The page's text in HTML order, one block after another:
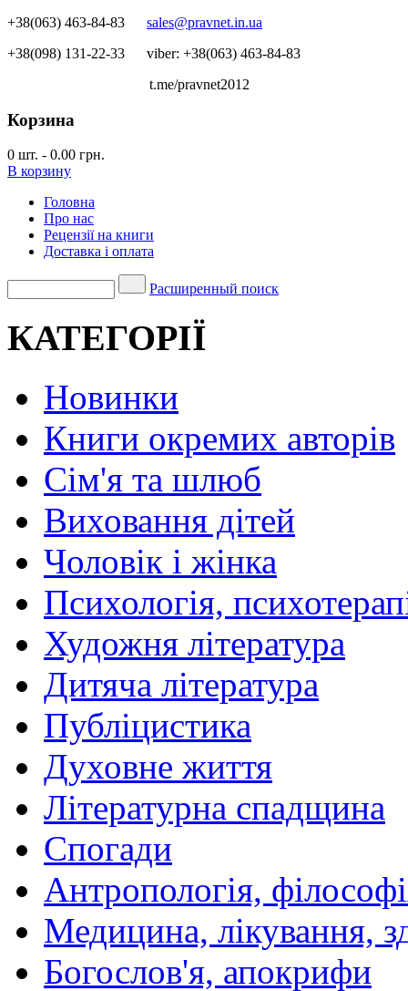
+38(063) 463-84-83 sales@pravnet.in.ua
+38(098) 131-22-33 viber: +38(063) 463-84-83
t.me/pravnet2012
Корзина
0 шт. - 0.00 грн.
В корзину
Головна
Про нас
Рецензії на книги
Доставка і оплата
Расширенный поиск
КАТЕГОРІЇ
Новинки
Книги окремих авторів
Сім'я та шлюб
Виховання дітей
Чоловік і жінка
Психологія,
Художня література
Дитяча література
Публіцистика
Духовне життя
Літературна спадщина
Спогади
Антропологія,
Медицина, лікування,
Богослов'я, апокрифи